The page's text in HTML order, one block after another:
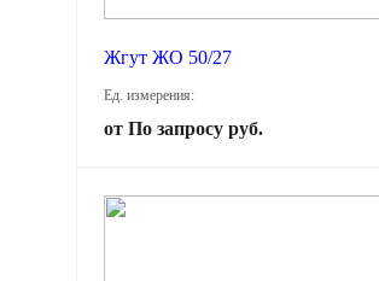
Жгут ЖО 50/27
Ед. измерения:
от По запросу руб.